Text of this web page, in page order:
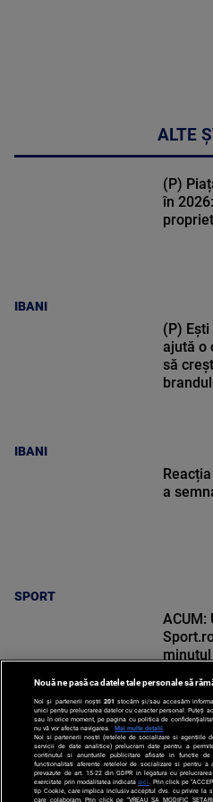
ALTE
IBANI
(P)
în
IBANI
(P)
ajută o
să
SPORT
a
SPORT
ACUM:
Nouă ne pasă ca datele tale personale să
Noi și partenerii noștri 201 stocăm și/sau accesăm
unici pentru prelucrarea datelor cu caracter personal. Puteți
sau în orice moment, pe pagina cu politica de
nu vă vor afecta navigarea.
Mai multe detalii
Noi si partenerii nostri (retelele de socializare si agentiile
servicii de date analitice) prelucram date pentru a
continutul si anunturile publicitare afisate in functie
functionalitati aferente retelelor de socializare si pentru
prevazute de art. 15-22 din GDPR in legatura cu
exercitate prin modalitatea indicataaici . Prin click pe
tip Cookie, care implica inclusiv acceptul dvs. cu privire la
care colaboram. Prin click pe “VREAU SA MODIFIC